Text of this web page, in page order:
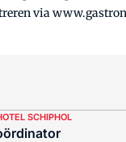
via
SCHIPHOL